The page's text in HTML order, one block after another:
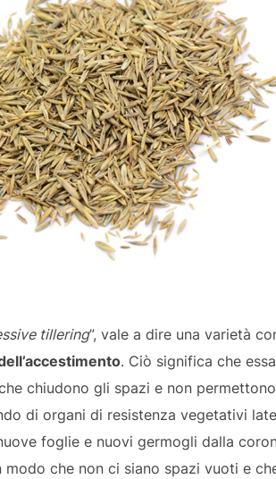
tillering”, vale a dire una varietà
. Ciò significa che
chiudono gli spazi e non
di organi di resistenza vegetativi
foglie e nuovi germogli dalla
che non ci siano spazi vuoti e